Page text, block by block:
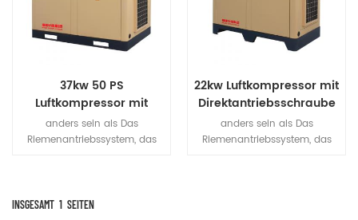
37kw 50 PS
Luftkompressor mit
Direktantriebsschraube
Für Verkauf
anders sein als Das
Riemenantriebssystem, das
Wirkungsgrad und erhöht den
22kw Luftkompressor mit
Direktantriebsschraube
anders sein als Das
Riemenantriebssystem, das
INSGESAMT 1 SEITEN